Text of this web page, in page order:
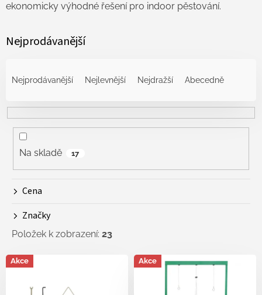
ekonomicky výhodné řešení pro indoor pěstování.
Nejprodávanější
e
n
Nejprodávanější Nejlevnější Nejdražší Abecedně
Na skladě 17
Cena
Značky
Položek k zobrazení: 23
V
ý
Akce Akce